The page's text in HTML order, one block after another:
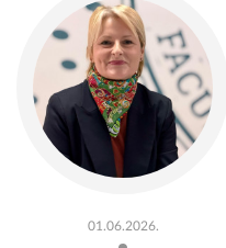
01.06.2026.